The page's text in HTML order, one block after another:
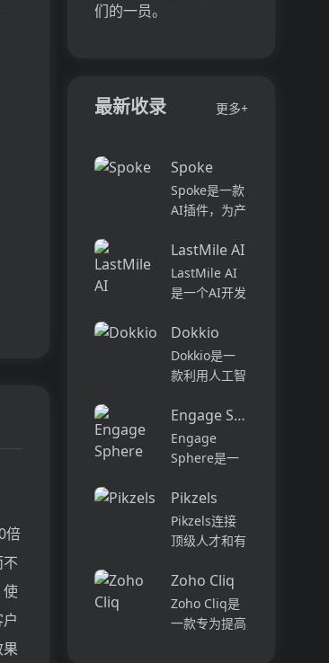
倍
使
们的一员。
最新收录 更多+
Spoke
Spoke是一款
AI插件，为产
大的、注重隐
私的AI功能，
能够在几秒钟
上下文信息。
它可以帮助全
球快速增长的
团队节省时
间，创造上
下...
LastMile AI
LastMile AI
是一个AI开发
程师而设计，
可以用于原型
开发和生成式
产。它提供了
一站式的多模
态AI模型访
问，包括语言
模型（...
Dokkio
Dokkio是一
款利用人工智
文件协作的工
具。它能帮助
用户管理多个
档和文件、整
理研究材料、
组织内容库，
并将所有文件
和内容集中在
Engage Sphere AI
Engage
Sphere是一
工参与度分析
平台。它可以
深入分析公司
队和岗位的参
与度,帮助管
理者明确团队
互动症结所
Pikzels
Pikzels连接
顶级人才和有
我们促进协
作，释放创意
卓越。加入我
Zoho Cliq
Zoho Cliq是
一款专为提高